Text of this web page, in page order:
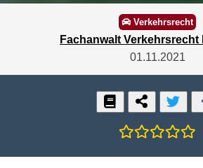
Verkehrsrecht
Fachanwalt
01.11.2021